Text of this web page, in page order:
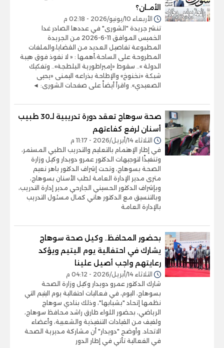
الأمـان؟
الأربعاء 10/يونيو/2026 - 02:18 م
تنشر جريدة "الشورى" في عددها الصادر غدا
الخميس الموافق 11-6-2026 من الجريدة
المطبوعة تفاصيل العديد من القضايا،والملفات
المطروحة على الساحة،أهمها : « لا نفوذ فوق هيبة
الدولة ».. سقوط «إمبراطورية البلطجة».. وتفكيك
شبكة «نخنوخ» والإطاحة بذراعه اليمنى «يحيى
الصعيدي». واقرأ أيضاً على صفحات الشورى: ◄
صحة سوهاج تعقد دورة تدريبية لـ30 طبيب
أسنان لرفع كفاءتهم
الثلاثاء 14/أبريل/2026 - 11:17 م
في إطار الإهتمام بالتعليم والتدريب الطبي المستمر،
وتنفيذًا لتوجيهات الدكتور عمرو دويدار وكيل وزارة
الصحة بسوهاج، وتحت إشراف الدكتور باهر نعيم
مترى مدير الإدارة العامة لطب الأسنان بسوهاج،
وبإشراف الدكتور الحسيني الجارحي مدير إدارة التدريب،
وبالتنسيق مع الدكتور هاني كمال مسئول التدريب
بالإدارة العامة
بحضور المحافظ.. وكيل صحة سوهاج
يشارك في احتفالية يوم اليتيم ويؤكد
رعايتهم واجب أصيل علينا
الثلاثاء 14/أبريل/2026 - 04:12 م
شارك الدكتور عمرو دويدار وكيل وزارة الصحة
بسوهاج، اليوم، في فعاليات احتفالية يوم اليتيم التي
نظمها إتحاد "بشبابها"، وذلك بنادي سوهاج
الرياضي، بحضور اللواء طارق راشد محافظ سوهاج،
ولفيف من القيادات التنفيذية والشعبية، وأعضاء
الاتحاد. وأوضح "دويدار" أن مشاركة مديرية الصحة
في الفعالية تأتي في إطار الدور